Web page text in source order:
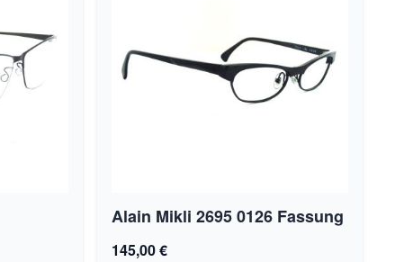
Alain Mikli 2695 0126 Fassung
145,00 €